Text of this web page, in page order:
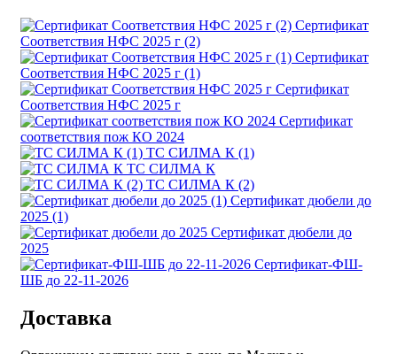
Сертификат
Соответствия НФС 2025 г (2)
Сертификат
Соответствия НФС 2025 г (1)
Сертификат
Соответствия НФС 2025 г
Сертификат
соответствия пож КО 2024
ТС СИЛМА К (1)
ТС СИЛМА К
ТС СИЛМА К (2)
Сертификат дюбели до
2025 (1)
Сертификат дюбели до
2025
Сертификат-ФШ-
ШБ до 22-11-2026
Доставка